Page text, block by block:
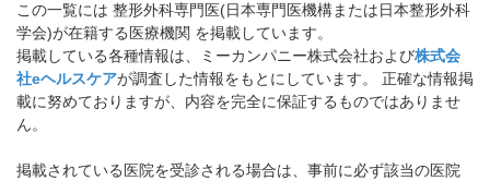
この一覧には 整形外科専門医(日本専門医機構または日本整形外科
学会)が在籍する医療機関 を掲載しています。
掲載している各種情報は、ミーカンパニー株式会社および株式会
社eヘルスケアが調査した情報をもとにしています。 正確な情報掲
載に努めておりますが、内容を完全に保証するものではありませ
ん。
掲載されている医院を受診される場合は、事前に必ず該当の医院